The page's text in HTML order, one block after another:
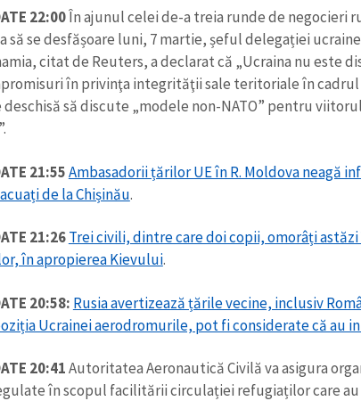
22:00În ajunul celei de-a treia runde de negocieri
să se desfășoare luni, 7 martie, șeful delegației
citat de Reuters, a declarat că „Ucraina nu este
în privinţa integrităţii sale teritoriale în
deschisă să discute „modele non-NATO” pentru
21:55Ambasadorii țărilor UE în R. Moldova neagă
de la Chișinău.
21:26Trei civili, dintre care doi copii, omorâți
în apropierea Kievului.
20:58: Rusia avertizează țările vecine, inclusiv
Ucrainei aerodromurile, pot fi considerate că au
20:41Autoritatea Aeronautică Civilă va asigura
în scopul facilitării circulației refugiaților care au